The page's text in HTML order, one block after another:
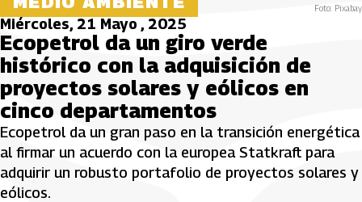
Foto: Pixabay
Miércoles, 21 Mayo , 2025
Ecopetrol da un giro verde
histórico con la adquisición de
proyectos solares y eólicos en
cinco departamentos
Ecopetrol da un gran paso en la transición energética
al firmar un acuerdo con la europea Statkraft para
adquirir un robusto portafolio de proyectos solares y
eólicos.